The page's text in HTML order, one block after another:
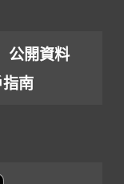
公開資料
南